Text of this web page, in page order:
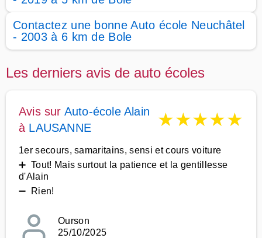
Contactez une bonne Auto école Neuchâtel
- 2003 à 6 km de Bole
Les derniers avis de auto écoles
Avis sur Auto-école Alain
à LAUSANNE ★★★★★
1er secours, samaritains, sensi et cours voiture
➕ Tout! Mais surtout la patience et la gentillesse
d'Alain
➖ Rien!
Ourson
25/10/2025